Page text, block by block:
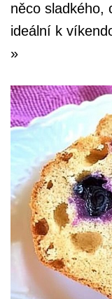
něco sladkého,
ideální k
»